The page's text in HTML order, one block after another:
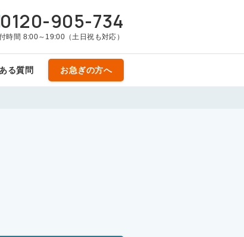
0120-905-734
時間 8:00～19:00（土日祝も対応）
る質問 お急ぎの方へ